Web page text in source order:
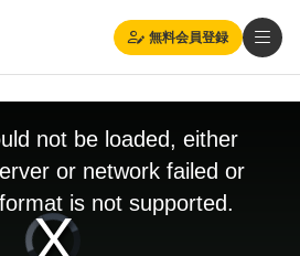
無料会員登録
Video
Player
not be loaded, either
or network failed or
is not supported.